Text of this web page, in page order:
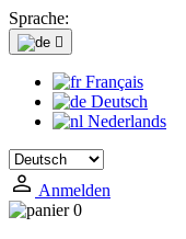
Sprache:

Français
Deutsch
Nederlands
Anmelden
0